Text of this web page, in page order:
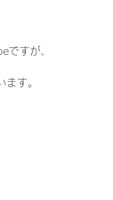
ですが、
す。